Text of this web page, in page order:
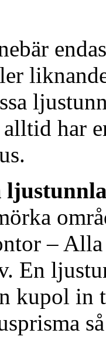
har
– Alla
En
kupol in